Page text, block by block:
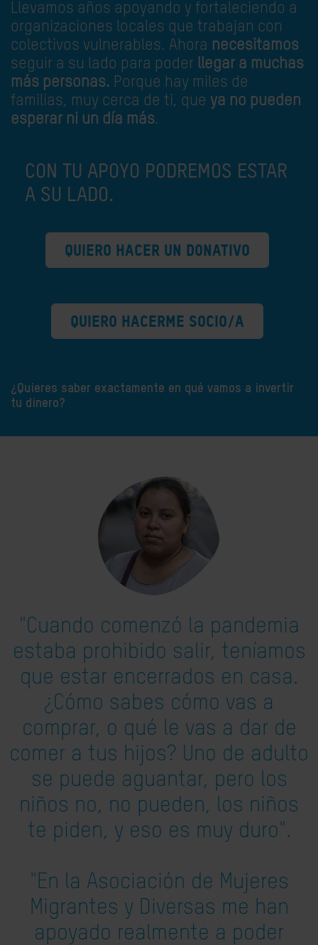
Llevamos años apoyando y fortaleciendo a
organizaciones locales que trabajan con
colectivos vulnerables. Ahora necesitamos
seguir a su lado para poder llegar a muchas
más personas. Porque hay miles de
familias, muy cerca de ti, que ya no pueden
esperar ni un día más.
CON TU APOYO PODREMOS ESTAR
A SU LADO.
QUIERO HACER UN DONATIVO
QUIERO HACERME SOCIO/A
¿Quieres saber exactamente en qué vamos a invertir
tu dinero?
"Cuando comenzó la pandemia
estaba prohibido salir, teníamos
que estar encerrados en casa.
¿Cómo sabes cómo vas a
comprar, o qué le vas a dar de
comer a tus hijos? Uno de adulto
se puede aguantar, pero los
niños no, no pueden, los niños
te piden, y eso es muy duro".
"En la Asociación de Mujeres
Migrantes y Diversas me han
apoyado realmente a poder